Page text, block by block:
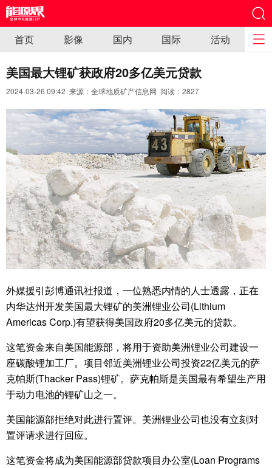
首页 影像 国内 国际 活动
美国最大锂矿获政府20多亿美元贷款
2024-03-26 09:42 来源：全球地质矿产信息网 阅读： 2827
外媒援引彭博通讯社报道，一位熟悉内情的人士透露，正在
内华达州开发美国最大锂矿的美洲锂业公司(Lithium
Americas Corp.)有望获得美国政府20多亿美元的贷款。
这笔资金来自美国能源部，将用于资助美洲锂业公司建设一
座碳酸锂加工厂。项目邻近美洲锂业公司投资22亿美元的萨
克帕斯(Thacker Pass)锂矿。萨克帕斯是美国最有希望生产用
于动力电池的锂矿山之一。
美国能源部拒绝对此进行置评。美洲锂业公司也没有立刻对
置评请求进行回应。
这笔资金将成为美国能源部贷款项目办公室(Loan Programs